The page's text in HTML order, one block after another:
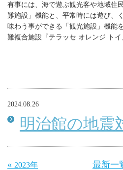
有事には、海で遊ぶ観光客や地域住
難施設」機能と、平常時には遊び、
味わう事ができる「観光施設」機能
難複合施設『テラッセ オレンジ ト
2024.08.26
明治館の地震
« 2023年 最新一